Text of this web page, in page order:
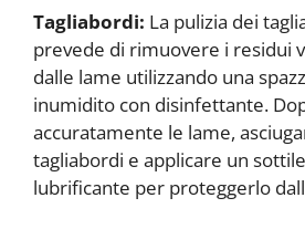
Tagliabordi: La pulizia dei
prevede di rimuovere i residui
dalle lame utilizzando una
inumidito con disinfettante.
accuratamente le lame,
tagliabordi e applicare un
lubrificante per proteggerlo